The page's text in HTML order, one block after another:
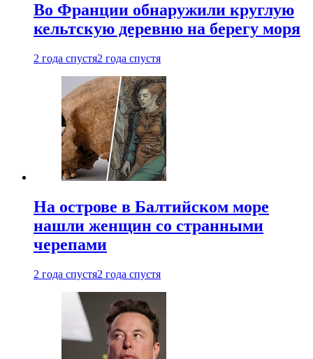
Во Франции обнаружили круглую
кельтскую деревню на берегу моря
2 года спустя2 года спустя
На острове в Балтийском море
нашли женщин со странными
черепами
2 года спустя2 года спустя